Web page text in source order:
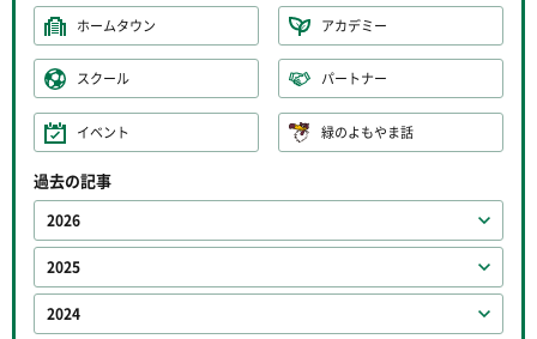
ホームタウン アカデミー
スクール パートナー
イベント 緑のよもやま話
過去の記事
2026
2025
2024